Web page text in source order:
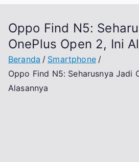
Oppo Find N5:
OnePlus Open 2, Ini
Beranda
Smartphone
Oppo Find N5: Seharusnya Jadi
Alasannya